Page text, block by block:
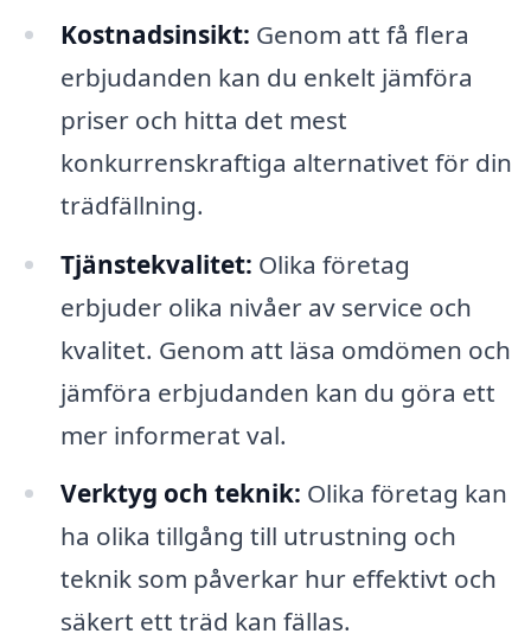
Kostnadsinsikt: Genom att få flera
erbjudanden kan du enkelt jämföra
priser och hitta det mest
konkurrenskraftiga alternativet för din
trädfällning.
Tjänstekvalitet: Olika företag
erbjuder olika nivåer av service och
kvalitet. Genom att läsa omdömen och
jämföra erbjudanden kan du göra ett
mer informerat val.
Verktyg och teknik: Olika företag kan
ha olika tillgång till utrustning och
teknik som påverkar hur effektivt och
säkert ett träd kan fällas.